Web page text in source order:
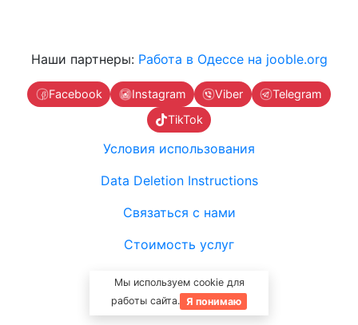
Мы используем cookie для
работы сайта. Я понимаю
Наши партнеры: Работа в Одессе на jooble.org
Facebook Instagram Viber
Telegram
TikTok
Условия использования
Data Deletion Instructions
Связаться с нами
Стоимость услуг